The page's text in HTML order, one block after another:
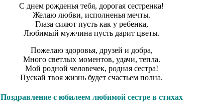
С днем рожденья тебя, дорогая сестренка!
Желаю любви, исполненья мечты.
Глаза сияют пусть как у ребенка,
Любимый мужчина пусть дарит цветы.
Пожелаю здоровья, друзей и добра,
Много светлых моментов, удачи, тепла.
Мой родной человечек, родная сестра!
Пускай твоя жизнь будет счастьем полна.
Поздравление с юбилеем любимой сестре в стихах